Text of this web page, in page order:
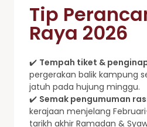
Tip
Raya 2026
✔️ Tempah tiket &
pergerakan balik kampung
jatuh pada hujung minggu.
✔️ Semak pengumuman
kerajaan menjelang
tarikh akhir Ramadan &